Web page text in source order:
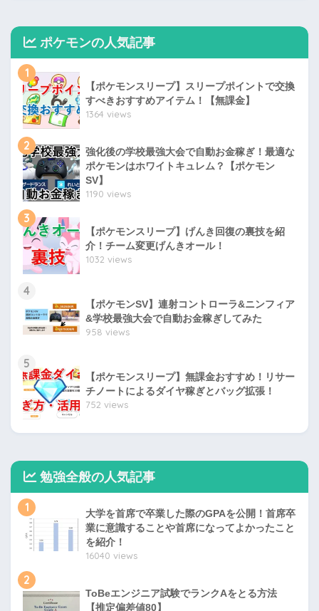
ポケモンの人気記事
1
【ポケモンスリープ】スリープポイントで交換
すべきおすすめアイテム！【無課金】
1364 views
2
強化後の学校最強大会で自動お金稼ぎ！最適な
ポケモンはホワイトキュレム？【ポケモン
SV】
1190 views
3
【ポケモンスリープ】げんき回復の裏技を紹
介！チーム変更げんきオール！
1032 views
4
【ポケモンSV】連射コントローラ&ニンフィア
&学校最強大会で自動お金稼ぎしてみた
958 views
5
【ポケモンスリープ】無課金おすすめ！リサー
チノートによるダイヤ稼ぎとバッグ拡張！
752 views
勉強全般の人気記事
1
大学を首席で卒業した際のGPAを公開！首席卒
業に意識することや首席になってよかったこと
を紹介！
16040 views
2
ToBeエンジニア試験でランクAをとる方法
【推定偏差値80】